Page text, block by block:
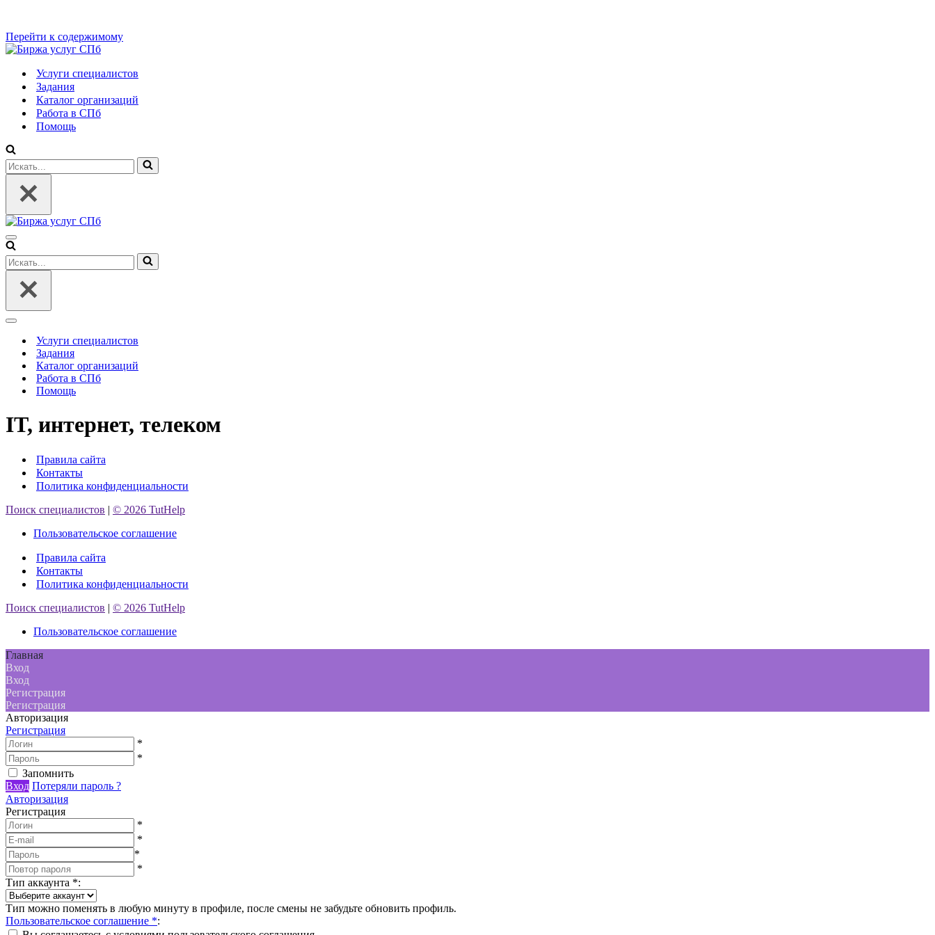
Перейти к содержимому
Услуги специалистов
Задания
Каталог организаций
Работа в СПб
Помощь
Искать...
Меню
навигации
Искать...
Меню
навигацииУслуги специалистов
Задания
Каталог организаций
Работа в СПб
Помощь
IT, интернет, телеком
Правила сайта
Контакты
Политика конфиденциальности
Поиск специалистов | © 2026 TutHelp
Пользовательское соглашение
Правила сайта
Контакты
Политика конфиденциальности
Поиск специалистов | © 2026 TutHelp
Пользовательское соглашение
Главная
Вход
Вход
Регистрация
Регистрация
Авторизация
Регистрация
*
*
Запомнить
Вход Потеряли пароль ?
Авторизация
Регистрация
*
*
*
*
Тип аккаунта *:
Тип можно поменять в любую минуту в профиле, после смены не забудьте обновить профиль.
Пользовательское соглашение *: